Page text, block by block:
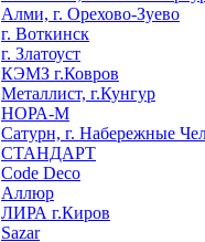
Алми, г. Орехово-Зуево
г. Воткинск
г. Златоуст
КЭМЗ г.Ковров
Металлист, г.Кунгур
НОРА-М
Сатурн, г. Набережные
СТАНДАРТ
Code Deco
Аллюр
ЛИРА г.Киров
Sazar